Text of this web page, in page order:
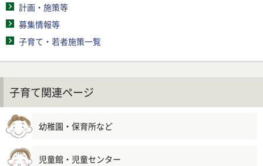
計画・施策等
募集情報等
子育て・若者施策一覧
子育て関連ページ
幼稚園・保育所など
児童館・児童センター